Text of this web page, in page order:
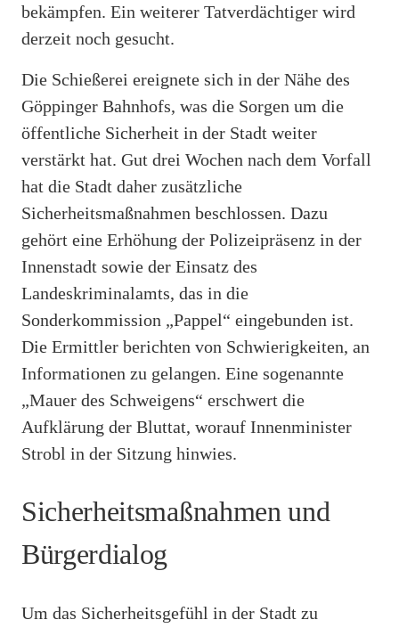
bekämpfen. Ein weiterer Tatverdächtiger wird
derzeit noch gesucht.
Die Schießerei ereignete sich in der Nähe des
Göppinger Bahnhofs, was die Sorgen um die
öffentliche Sicherheit in der Stadt weiter
verstärkt hat. Gut drei Wochen nach dem Vorfall
hat die Stadt daher zusätzliche
Sicherheitsmaßnahmen beschlossen. Dazu
gehört eine Erhöhung der Polizeipräsenz in der
Innenstadt sowie der Einsatz des
Landeskriminalamts, das in die
Sonderkommission „Pappel“ eingebunden ist.
Die Ermittler berichten von Schwierigkeiten, an
Informationen zu gelangen. Eine sogenannte
„Mauer des Schweigens“ erschwert die
Aufklärung der Bluttat, worauf Innenminister
Strobl in der Sitzung hinwies.
Sicherheitsmaßnahmen und
Bürgerdialog
Um das Sicherheitsgefühl in der Stadt zu